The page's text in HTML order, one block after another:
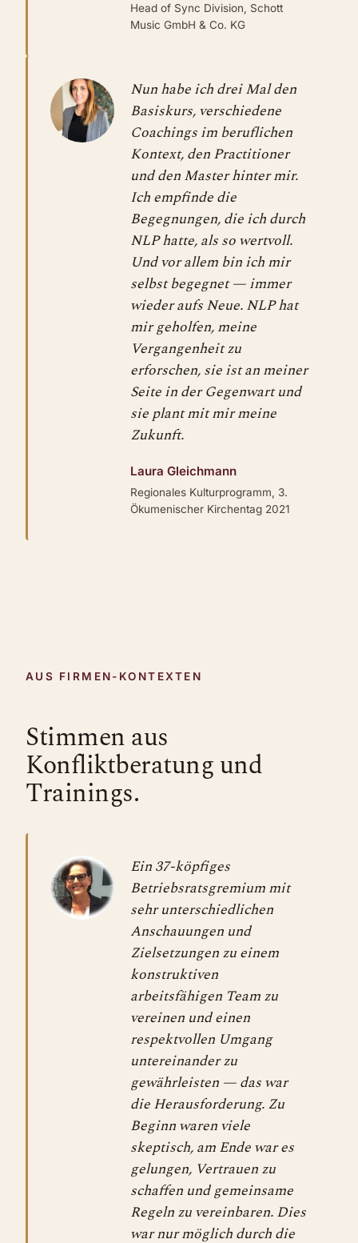
Head of Sync Division, Schott
Music GmbH & Co. KG
Nun habe ich drei Mal den
Basiskurs, verschiedene
Coachings im beruflichen
Kontext, den Practitioner
und den Master hinter mir.
Ich empfinde die
Begegnungen, die ich durch
NLP hatte, als so wertvoll.
Und vor allem bin ich mir
selbst begegnet — immer
wieder aufs Neue. NLP hat
mir geholfen, meine
Vergangenheit zu
erforschen, sie ist an meiner
Seite in der Gegenwart und
sie plant mit mir meine
Zukunft.
Laura Gleichmann
Regionales Kulturprogramm, 3.
Ökumenischer Kirchentag 2021
AUS FIRMEN-KONTEXTEN
Stimmen aus
Konfliktberatung und
Trainings.
Ein 37-köpfiges
Betriebsratsgremium mit
sehr unterschiedlichen
Anschauungen und
Zielsetzungen zu einem
konstruktiven
arbeitsfähigen Team zu
vereinen und einen
respektvollen Umgang
untereinander zu
gewährleisten — das war
die Herausforderung. Zu
Beginn waren viele
skeptisch, am Ende war es
gelungen, Vertrauen zu
schaffen und gemeinsame
Regeln zu vereinbaren. Dies
war nur möglich durch die